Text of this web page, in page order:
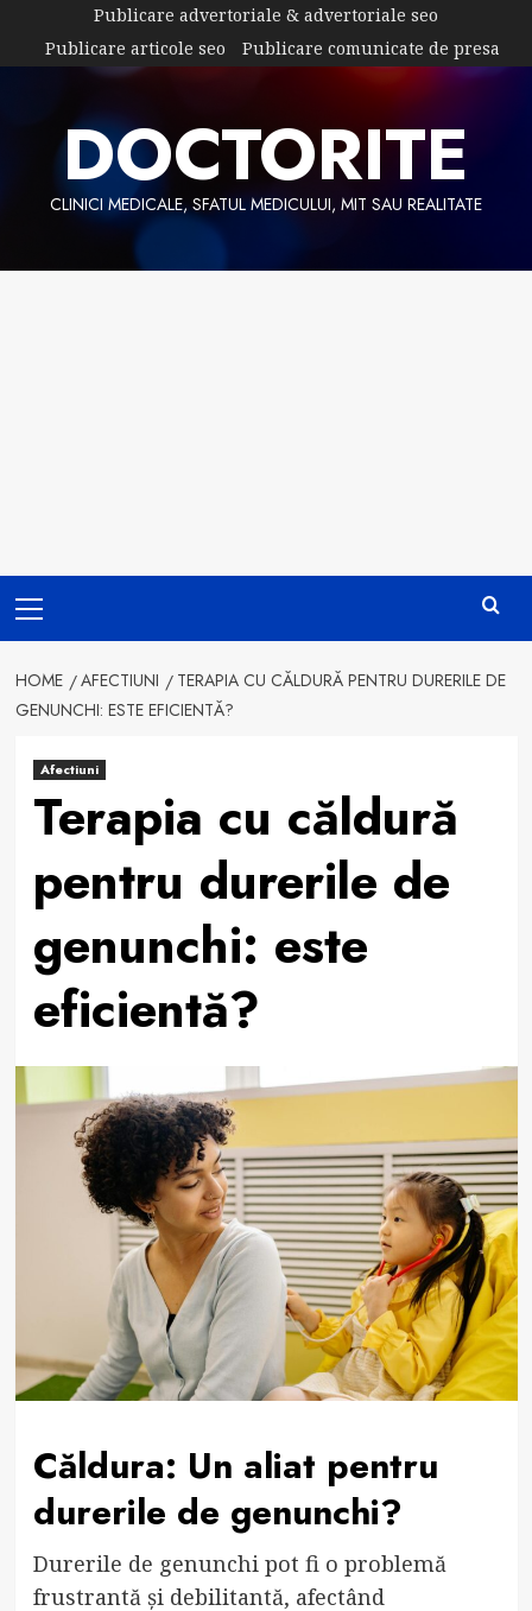
content
Publicare advertoriale & advertoriale seo
Publicare articole seo
Publicare comunicate de presa
DOCTORITE
CLINICI MEDICALE, SFATUL MEDICULUI, MIT SAU REALITATE
Menu
HOME AFECTIUNI
TERAPIA CU CĂLDURĂ PENTRU DURERILE DE
GENUNCHI: ESTE EFICIENTĂ?
Afectiuni
Terapia cu căldură
pentru durerile de
genunchi: este
eficientă?
Căldura: Un aliat pentru
durerile de genunchi?
Durerile de genunchi pot fi o problemă
frustrantă și debilitantă, afectând